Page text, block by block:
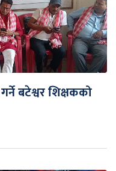
बटेश्वर शिक्षकको